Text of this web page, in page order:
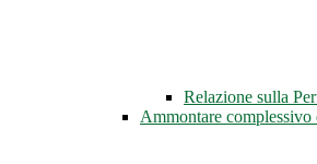
Relazione sulla
Ammontare complessivo